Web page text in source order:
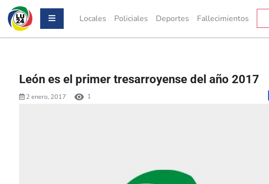
Locales Policiales Deportes Fallecimientos
León es el primer tresarroyense del año 2017
2 enero, 2017 1